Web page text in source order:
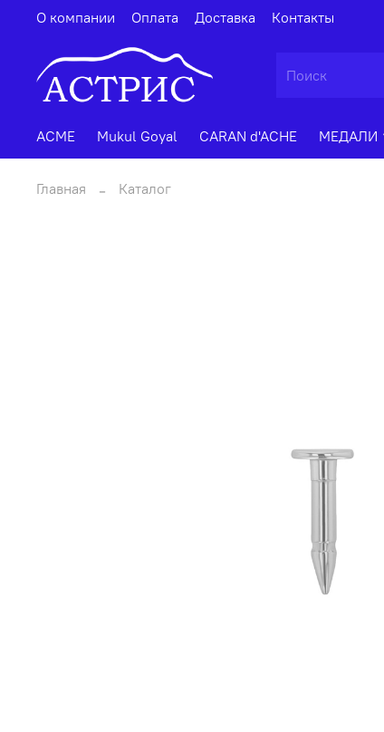
О компании Оплата Доставка Контакты
ACME Mukul Goyal CARAN d'ACHE МЕДАЛИ
Главная Каталог